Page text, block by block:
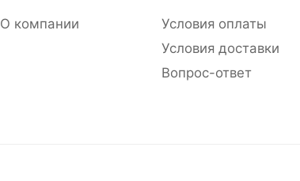
О компании
Условия оплаты
Условия доставки
Вопрос-ответ